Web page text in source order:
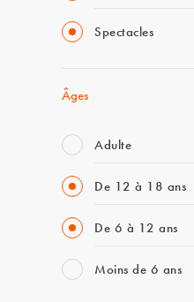
Spectacles
Âges
Adulte
De 12 à 18 ans
De 6 à 12 ans
Moins de 6 ans